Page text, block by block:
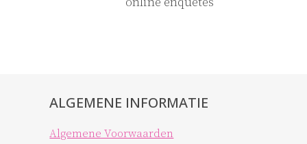
ALGEMENE INFORMATIE
Algemene Voorwaarden